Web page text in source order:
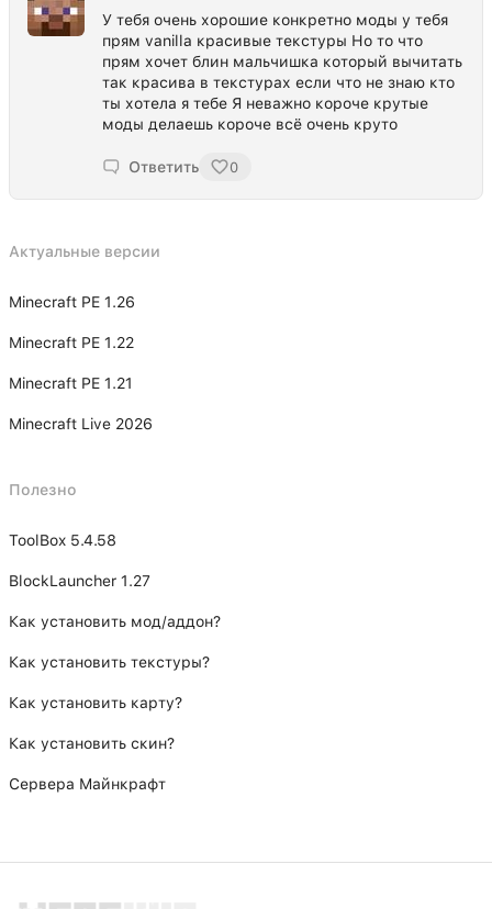
У тебя очень хорошие конкретно моды у тебя
прям vanilla красивые текстуры Но то что
прям хочет блин мальчишка который вычитать
так красива в текстурах если что не знаю кто
ты хотела я тебе Я неважно короче крутые
моды делаешь короче всё очень круто
Ответить 0
Актуальные версии
Minecraft PE 1.26
Minecraft PE 1.22
Minecraft PE 1.21
Minecraft Live 2026
Полезно
ToolBox 5.4.58
BlockLauncher 1.27
Как установить мод/аддон?
Как установить текстуры?
Как установить карту?
Как установить скин?
Сервера Майнкрафт